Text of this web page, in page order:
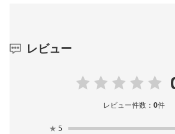
レビュー
レビュー件数：0件
★ 5